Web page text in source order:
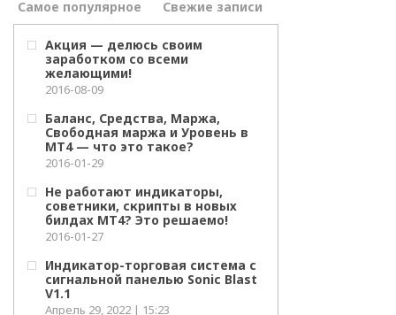
Самое популярное Свежие записи
Акция — делюсь своим
заработком со всеми
желающими!
2016-08-09
Баланс, Средства, Маржа,
Свободная маржа и Уровень в
МТ4 — что это такое?
2016-01-29
Не работают индикаторы,
советники, скрипты в новых
билдах МТ4? Это решаемо!
2016-01-27
Индикатор-торговая система с
сигнальной панелью Sonic Blast
V1.1
Апрель 29, 2022 | 15:23